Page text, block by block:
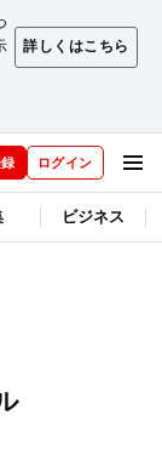
詳しくはこちら
ログイン
ビジネス